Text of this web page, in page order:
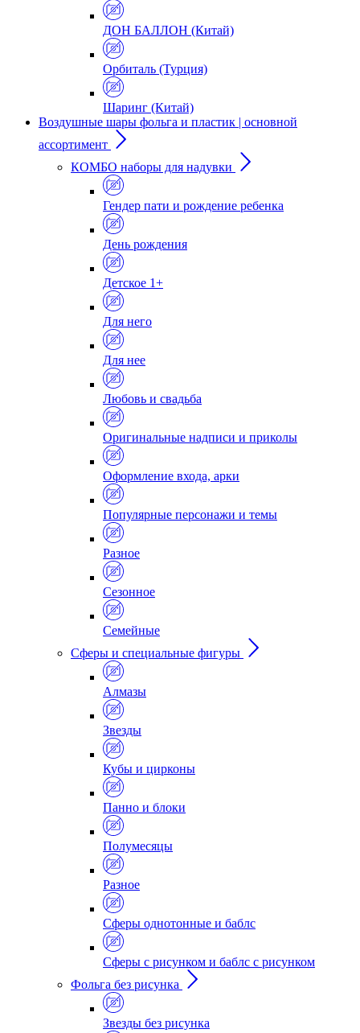
ДОН БАЛЛОН (Китай)
Орбиталь (Турция)
Шаринг (Китай)
Воздушные шары фольга и пластик | основной
ассортимент
КОМБО наборы для надувки
Гендер пати и рождение ребенка
День рождения
Детское 1+
Для него
Для нее
Любовь и свадьба
Оригинальные надписи и приколы
Оформление входа, арки
Популярные персонажи и темы
Разное
Сезонное
Семейные
Сферы и специальные фигуры
Алмазы
Звезды
Кубы и цирконы
Панно и блоки
Полумесяцы
Разное
Сферы однотонные и баблс
Сферы с рисунком и баблс с рисунком
Фольга без рисунка
Звезды без рисунка